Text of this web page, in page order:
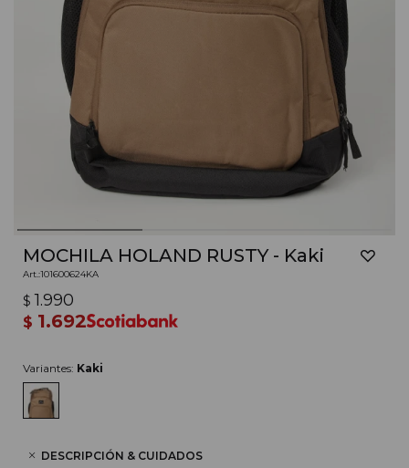
MOCHILA HOLAND RUSTY - Kaki
101600624KA
$ 1.990
$ 1.692
Variantes: Kaki
DESCRIPCIÓN & CUIDADOS